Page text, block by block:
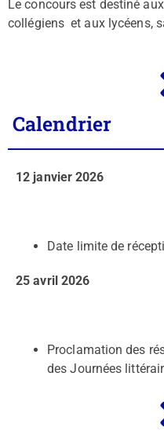
Le concours est destiné
collégiens et aux lycéens,
Calendrier
12 janvier 2026
Date limite de
25 avril 2026
Proclamation des
des Journées